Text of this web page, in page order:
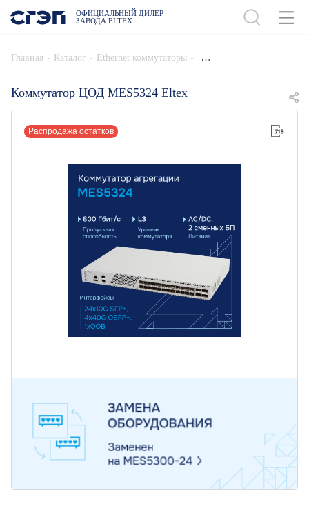
ОФИЦИАЛЬНЫЙ ДИЛЕР
ЗАВОДА ELTEX
Главная - Каталог - Ethernet коммутаторы -
Коммутатор ЦОД MES5324 Eltex
Распродажа остатков